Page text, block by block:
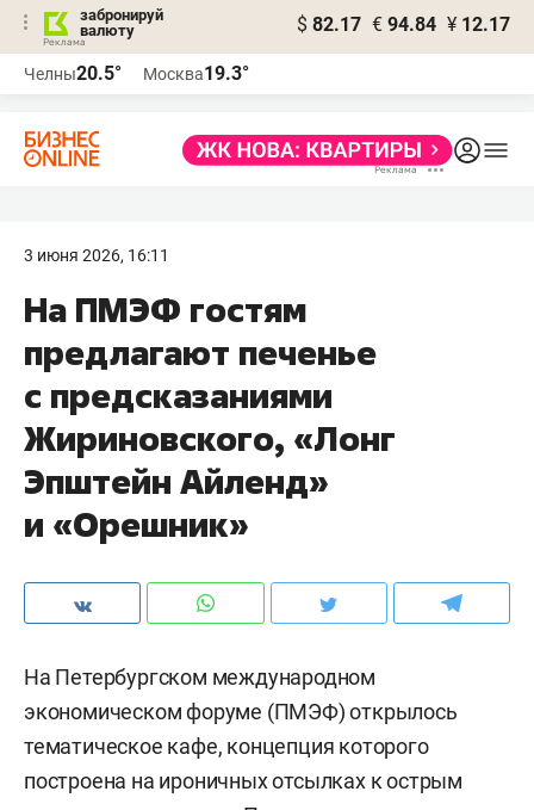
забронируй
валюту
$ 82.17 € 94.84 ¥ 12.17
Челны20.5° Москва19.3°
3 июня 2026, 16:11
На ПМЭФ гостям
предлагают печенье
с предсказаниями
Жириновского, «Лонг
Эпштейн Айленд»
и «Орешник»
На Петербургском международном
экономическом форуме (ПМЭФ) открылось
тематическое кафе, концепция которого
построена на ироничных отсылках к острым